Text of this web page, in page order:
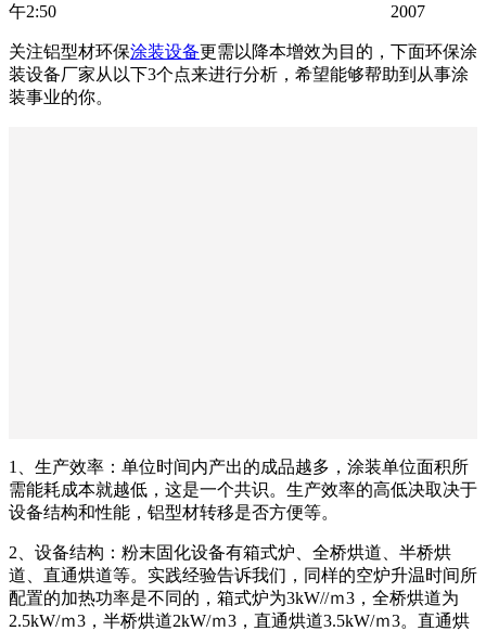
午2:50 2007
关注铝型材环保涂装设备更需以降本增效为目的，下面环保涂
装设备厂家从以下3个点来进行分析，希望能够帮助到从事涂
装事业的你。
1、生产效率：单位时间内产出的成品越多，涂装单位面积所
需能耗成本就越低，这是一个共识。生产效率的高低决取决于
设备结构和性能，铝型材转移是否方便等。
2、设备结构：粉末固化设备有箱式炉、全桥烘道、半桥烘
道、直通烘道等。实践经验告诉我们，同样的空炉升温时间所
配置的加热功率是不同的，箱式炉为3kW//ｍ3，全桥烘道为
2.5kW/ｍ3，半桥烘道2kW/ｍ3，直通烘道3.5kW/ｍ3。直通烘